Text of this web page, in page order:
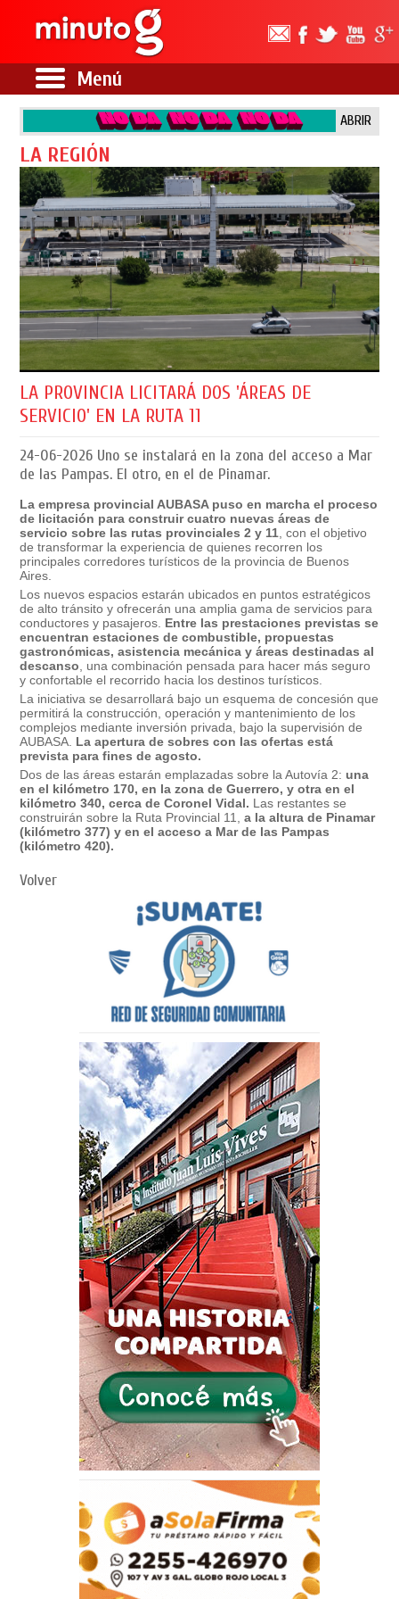
Menú
ABRIR
LA REGIÓN
LA PROVINCIA LICITARÁ DOS 'ÁREAS DE
SERVICIO' EN LA RUTA 11
24-06-2026 Uno se instalará en la zona del acceso a Mar
de las Pampas. El otro, en el de Pinamar.
La empresa provincial AUBASA puso en marcha el proceso
de licitación para construir cuatro nuevas áreas de
servicio sobre las rutas provinciales 2 y 11 , con el objetivo
de transformar la experiencia de quienes recorren los
principales corredores turísticos de la provincia de Buenos
Aires.
Los nuevos espacios estarán ubicados en puntos estratégicos
de alto tránsito y ofrecerán una amplia gama de servicios para
conductores y pasajeros. Entre las prestaciones previstas se
encuentran estaciones de combustible, propuestas
gastronómicas, asistencia mecánica y áreas destinadas al
descanso , una combinación pensada para hacer más seguro
y confortable el recorrido hacia los destinos turísticos.
La iniciativa se desarrollará bajo un esquema de concesión que
permitirá la construcción, operación y mantenimiento de los
complejos mediante inversión privada, bajo la supervisión de
AUBASA. La apertura de sobres con las ofertas está
prevista para fines de agosto.
Dos de las áreas estarán emplazadas sobre la Autovía 2: una
en el kilómetro 170, en la zona de Guerrero, y otra en el
kilómetro 340, cerca de Coronel Vidal. Las restantes se
construirán sobre la Ruta Provincial 11,a la altura de Pinamar
(kilómetro 377) y en el acceso a Mar de las Pampas
(kilómetro 420).
Volver